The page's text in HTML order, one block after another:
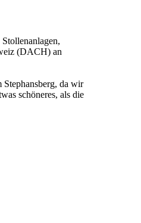
(DACH) an
da wir
schöneres, als die